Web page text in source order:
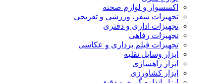
اکسسوار و لوازم صحنه
تجهیزات سفر، ورزشی و تفریحی
تجهیزات اداری و دفتری
تجهیزات رفاهی
تجهیزات فیلم برداری و عکاسی
ابزار وسایل نقلیه
ابزار راهسازی
ابزار کشاورزی